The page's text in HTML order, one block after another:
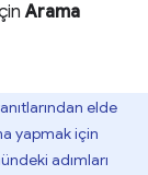
Arama
elde
yapmak için
adımları